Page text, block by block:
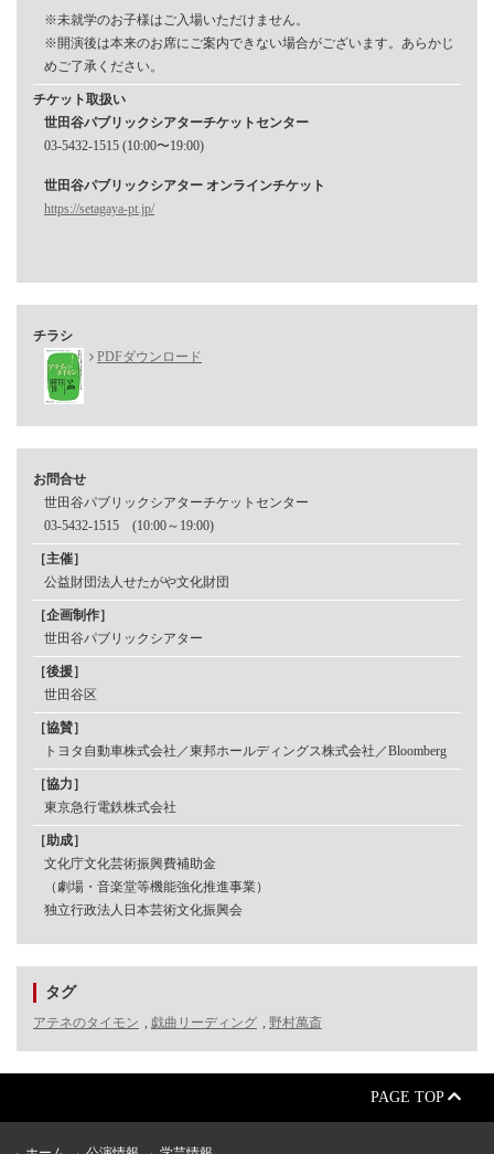
※未就学のお⼦様はご⼊場いただけません。
※開演後は本来のお席にご案内できない場合がございます。あらかじ
めご了承ください。
チケット取扱い
世田谷パブリックシアターチケットセンター
03-5432-1515 (10:00〜19:00)
世田谷パブリックシアター オンラインチケット
https://setagaya-pt.jp/
チラシ
PDFダウンロード
お問合せ
世田谷パブリックシアターチケットセンター
03-5432-1515 (10:00～19:00)
［主催］
公益財団法⼈せたがや⽂化財団
［企画制作］
世⽥⾕パブリックシアター
［後援］
世田谷区
［協賛］
トヨタ⾃動⾞株式会社／東邦ホールディングス株式会社／Bloomberg
［協⼒］
東京急⾏電鉄株式会社
［助成］
⽂化庁⽂化芸術振興費補助⾦
（劇場・⾳楽堂等機能強化推進事業）
独⽴⾏政法⼈⽇本芸術⽂化振興会
タグ
アテネのタイモン , 戯曲リーディング , 野村萬斎
PAGE TOP